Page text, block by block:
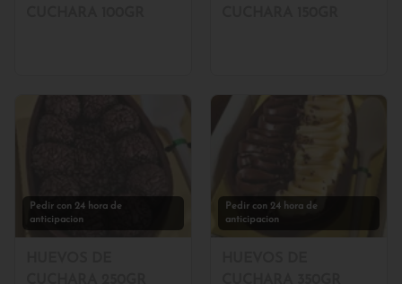
Pedir con 24 hora de
anticipacion
Pedir con 24 hora de
anticipacion